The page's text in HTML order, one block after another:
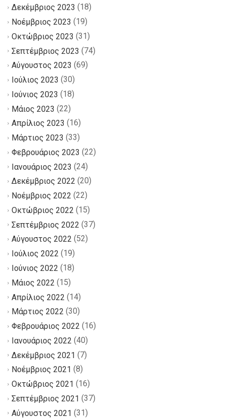
Δεκέμβριος 2023 (18)
Νοέμβριος 2023 (19)
Οκτώβριος 2023 (31)
Σεπτέμβριος 2023 (74)
Αύγουστος 2023 (69)
Ιούλιος 2023 (30)
Ιούνιος 2023 (18)
Μάιος 2023 (22)
Απρίλιος 2023 (16)
Μάρτιος 2023 (33)
Φεβρουάριος 2023 (22)
Ιανουάριος 2023 (24)
Δεκέμβριος 2022 (20)
Νοέμβριος 2022 (22)
Οκτώβριος 2022 (15)
Σεπτέμβριος 2022 (37)
Αύγουστος 2022 (52)
Ιούλιος 2022 (19)
Ιούνιος 2022 (18)
Μάιος 2022 (15)
Απρίλιος 2022 (14)
Μάρτιος 2022 (30)
Φεβρουάριος 2022 (16)
Ιανουάριος 2022 (40)
Δεκέμβριος 2021 (7)
Νοέμβριος 2021 (8)
Οκτώβριος 2021 (16)
Σεπτέμβριος 2021 (37)
Αύγουστος 2021 (31)